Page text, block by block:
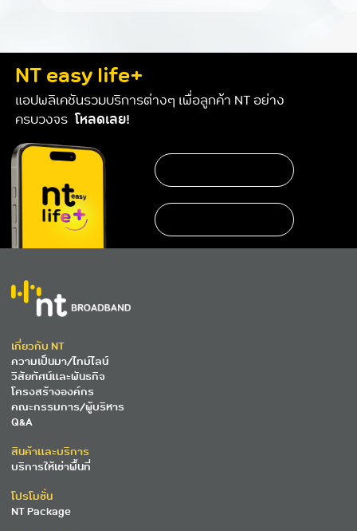
NT easy life+
แอปพลิเคชันรวมบริการต่างๆ เพื่อลูกค้า NT อย่าง
ครบวงจร โหลดเลย!
เกี่ยวกับ NT
ความเป็นมา/ไทม์ไลน์
วิสัยทัศน์และพันธกิจ
โครงสร้างองค์กร
คณะกรรมการ/ผู้บริหาร
Q&A
สินค้าและบริการ
บริการให้เช่าพื้นที่
โปรโมชั่น
NT Package